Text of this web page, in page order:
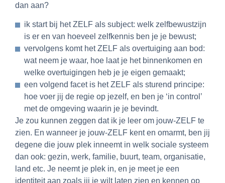
dan aan?
ik start bij het ZELF als subject: welk zelfbewustzijn
is er en van hoeveel zelfkennis ben je je bewust;
vervolgens komt het ZELF als overtuiging aan bod:
wat neem je waar, hoe laat je het binnenkomen en
welke overtuigingen heb je je eigen gemaakt;
een volgend facet is het ZELF als sturend principe:
hoe voer jij de regie op jezelf, en ben je ‘in control’
met de omgeving waarin je je bevindt.
Je zou kunnen zeggen dat ik je leer om jouw-ZELF te
zien. En wanneer je jouw-ZELF kent en omarmt, ben jij
degene die jouw plek inneemt in welk sociale systeem
dan ook: gezin, werk, familie, buurt, team, organisatie,
land etc. Je neemt je plek in, en je meet je een
identiteit aan zoals jij je wilt laten zien en kennen op